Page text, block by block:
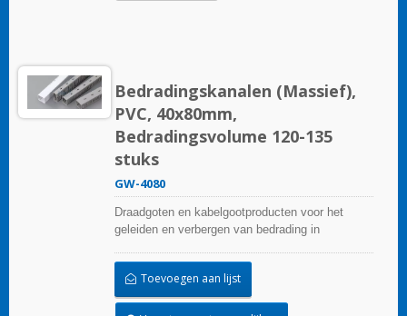
Bedradingskanalen (Massief),
PVC, 40x80mm,
Bedradingsvolume 120-135
stuks
GW-4080
Draadgoten en kabelgootproducten voor het
geleiden en verbergen van bedrading in
configuraties, materialen, maten en kleuren om
aan elke toepassing te voldoen. Kies uit een
breed scala aan accessoires en gereedschappen
Toevoegen aan lijst